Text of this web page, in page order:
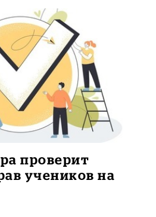
проверит
учеников на